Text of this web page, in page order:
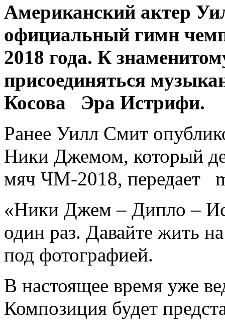
Американский актер
официальный гимн
2018 года. К
присоединяться
Косова Эра Истрифи.
Ранее Уилл Смит
Ники Джемом, который
мяч ЧМ-2018, передает
«Ники Джем – Дипло –
один раз. Давайте жить
под фотографией.
В настоящее время уже
Композиция будет